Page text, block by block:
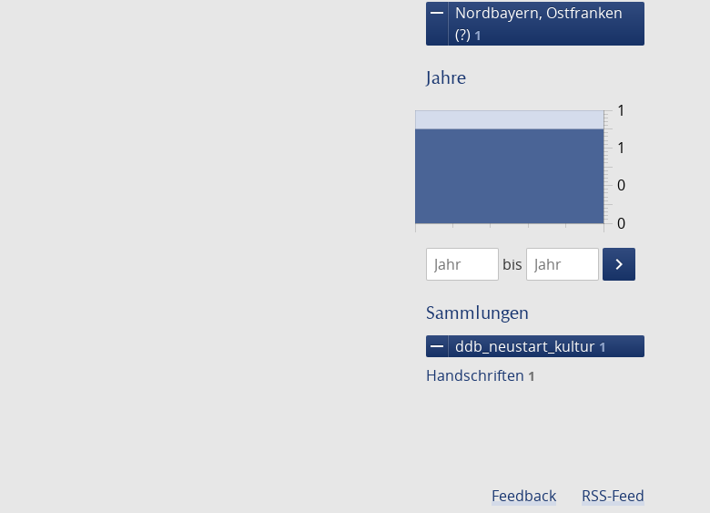
remove
Nordbayern, Ostfranken
(?) 1
Jahre
0
1
0
1
1474
1475
bis
keyboard_arrow_right
Suche
Sammlungen
remove ddb_neustart_kultur 1
Handschriften 1
Feedback RSS-Feed